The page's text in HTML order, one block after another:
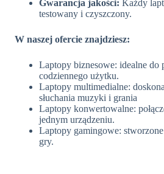
Gwarancja jakości: Każdy
testowany i czyszczony.
W naszej ofercie znajdziesz:
Laptopy biznesowe: idealne do
codziennego użytku.
Laptopy multimedialne:
słuchania muzyki i grania
Laptopy konwertowalne:
jednym urządzeniu.
Laptopy gamingowe:
gry.